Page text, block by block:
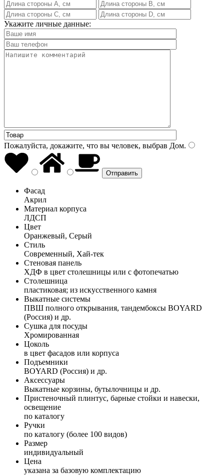
Укажите личные данные:
Пожалуйста, докажите, что вы человек, выбрав Дом.
Фасад
Акрил
Материал корпуса
ЛДСП
Цвет
Оранжевый, Серый
Стиль
Современный, Хай-тек
Стеновая панель
ХДФ в цвет столешницы или с фотопечатью
Столешница
пластиковая; из искусственного камня
Выкатные системы
ПВШ полного открывания, тандембоксы BOYARD
(Россия) и др.
Сушка для посуды
Хромированная
Цоколь
в цвет фасадов или корпуса
Подъемники
BOYARD (Россия) и др.
Аксессуары
Выкатные корзины, бутылочницы и др.
Пристеночный плинтус, барные стойки и навески,
освещение
по каталогу
Ручки
по каталогу (более 100 видов)
Размер
индивидуальный
Цена
указана за базовую комплектацию